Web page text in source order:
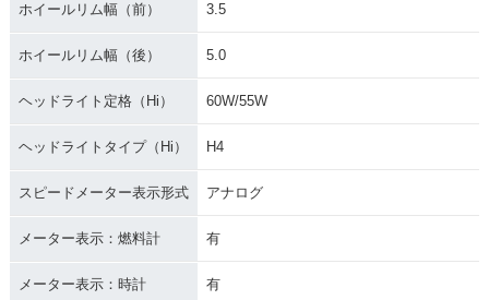
ホイールリム幅（前） 3.5
ホイールリム幅（後） 5.0
ヘッドライト定格（Hi） 60W/55W
ヘッドライトタイプ（Hi） H4
スピードメーター表示形式 アナログ
メーター表示：燃料計 有
メーター表示：時計 有